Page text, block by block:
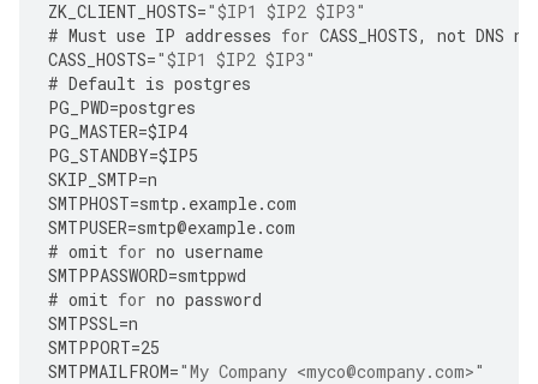
ZK_CLIENT_HOSTS="$IP1 $IP2 $IP3"
# Must use IP addresses for CASS_HOSTS, not DNS
CASS_HOSTS="$IP1 $IP2 $IP3"
# Default is postgres
PG_PWD=postgres
PG_MASTER=$IP4
PG_STANDBY=$IP5
SKIP_SMTP=n
SMTPHOST=smtp . example.com
SMTPUSER=smtp@example.com
# omit for no username
SMTPPASSWORD=smtppwd
# omit for no password
SMTPSSL=n
SMTPPORT=25
SMTPMAILFROM="My Company <myco@company.com>"